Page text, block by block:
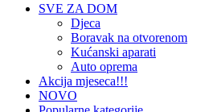
SVE ZA DOM
Djeca
Boravak na otvorenom
Kućanski aparati
Auto oprema
Akcija mjeseca!!!
NOVO